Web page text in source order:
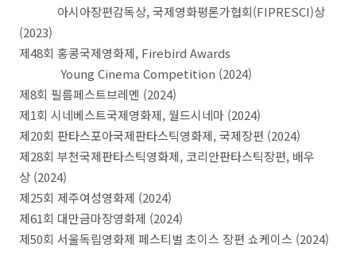
아시아장편감독상, 국제영화평론가협회(FIPRESCI)상
(2023)
제48회 홍콩국제영화제, Firebird Awards
Young Cinema Competition (2024)
제8회 필름페스트브레멘 (2024)
제1회 시네베스트국제영화제, 월드시네마 (2024)
제20회 판타스포아국제판타스틱영화제, 국제장편 (2024)
제28회 부천국제판타스틱영화제, 코리안판타스틱장편, 배우
상 (2024)
제25회 제주여성영화제 (2024)
제61회 대만금마장영화제 (2024)
제50회 서울독립영화제 페스티벌 초이스 장편 쇼케이스 (2024)